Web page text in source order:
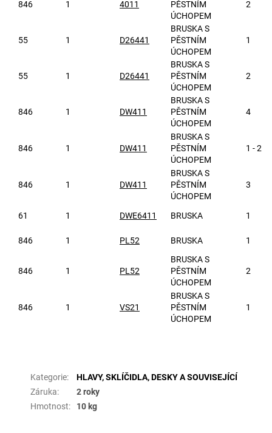
846 1 4011
PĚSTNÍM
ÚCHOPEM
2
55 1 D26441
BRUSKA S
PĚSTNÍM
ÚCHOPEM
1
55 1 D26441
BRUSKA S
PĚSTNÍM
ÚCHOPEM
2
846 1 DW411
BRUSKA S
PĚSTNÍM
ÚCHOPEM
4
846 1 DW411
BRUSKA S
PĚSTNÍM
ÚCHOPEM
1 - 2
846 1 DW411
BRUSKA S
PĚSTNÍM
ÚCHOPEM
3
61 1 DWE6411 BRUSKA 1
846 1 PL52 BRUSKA 1
846 1 PL52
BRUSKA S
PĚSTNÍM
ÚCHOPEM
2
846 1 VS21
BRUSKA S
PĚSTNÍM
ÚCHOPEM
1
Kategorie:
HLAVY, SKLÍČIDLA, DESKY A SOUVISEJÍCÍ
Záruka:
2 roky
Hmotnost: 10 kg